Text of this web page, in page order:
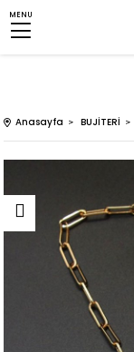
MENU
Anasayfa BUJİTERİ